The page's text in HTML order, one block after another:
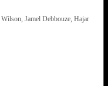
Jamel Debbouze, Hajar